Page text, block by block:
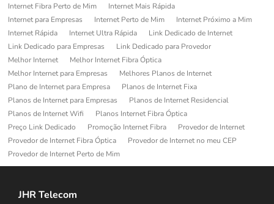
Internet Fibra Perto de Mim
Internet Mais Rápida
Internet para Empresas
Internet Perto de Mim
Internet Próximo a Mim
Internet Rápida
Internet Ultra Rápida
Link Dedicado de Internet
Link Dedicado para Empresas
Link Dedicado para Provedor
Melhor Internet
Melhor Internet Fibra Óptica
Melhor Internet para Empresas
Melhores Planos de Internet
Plano de Internet para Empresa
Planos de Internet Fixa
Planos de Internet para Empresas
Planos de Internet Residencial
Planos de Internet Wifi
Planos Internet Fibra Óptica
Preço Link Dedicado
Promoção Internet Fibra
Provedor de Internet
Provedor de Internet Fibra Óptica
Provedor de Internet no meu CEP
Provedor de Internet Perto de Mim
JHR Telecom